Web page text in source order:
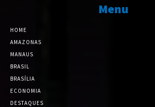
Menu
HOME
AMAZONAS
MANAUS
BRASIL
BRASÍLIA
ECONOMIA
DESTAQUES